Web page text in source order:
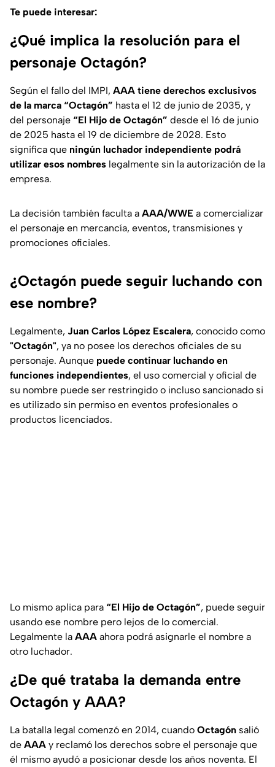
Te puede interesar:
¿Qué implica la resolución para el
personaje Octagón?
Según el fallo del IMPI, AAA tiene derechos exclusivos
de la marca “Octagón” hasta el 12 de junio de 2035, y
del personaje “El Hijo de Octagón” desde el 16 de junio
de 2025 hasta el 19 de diciembre de 2028. Esto
significa que ningún luchador independiente podrá
utilizar esos nombres legalmente sin la autorización de la
empresa.
La decisión también faculta a AAA/WWE a comercializar
el personaje en mercancía, eventos, transmisiones y
promociones oficiales.
¿Octagón puede seguir luchando con
ese nombre?
Legalmente, Juan Carlos López Escalera, conocido como
"Octagón", ya no posee los derechos oficiales de su
personaje. Aunque puede continuar luchando en
funciones independientes, el uso comercial y oficial de
su nombre puede ser restringido o incluso sancionado si
es utilizado sin permiso en eventos profesionales o
productos licenciados.
Lo mismo aplica para “El Hijo de Octagón”, puede seguir
usando ese nombre pero lejos de lo comercial.
Legalmente la AAA ahora podrá asignarle el nombre a
otro luchador.
¿De qué trataba la demanda entre
Octagón y AAA?
La batalla legal comenzó en 2014, cuando Octagón salió
de AAA y reclamó los derechos sobre el personaje que
él mismo ayudó a posicionar desde los años noventa. El